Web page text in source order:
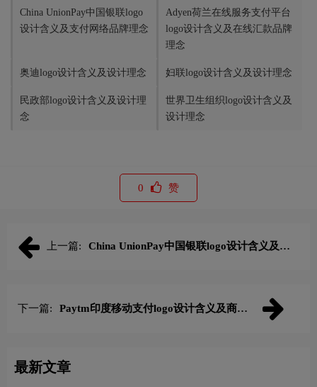
China UnionPay中国银联logo
设计含义及支付网络品牌理念
Adyen荷兰在线服务支付平台
logo设计含义及在线汇款品牌
理念
奥迪logo设计含义及设计理念 妇联logo设计含义及设计理念
民政部logo设计含义及设计理
念
世界卫生组织logo设计含义及
设计理念
0 赞
上一篇:
China UnionPay中国银联logo设计含义及支
下一篇:
Paytm印度移动支付logo设计含义及商务
最新文章